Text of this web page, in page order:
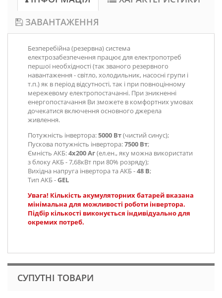
ЗАВАНТАЖЕННЯ
Безперебійна (резервна) система
електрозабезпечення працює для електропотреб
першої необхідності (так званого резервного
навантаження - світло, холодильник, насосні групи і
т.п.) як в період відсутності, так і при повноцінному
мережевому електропостачанні. При зникненні
енергопостачання Ви зможете в комфортних умовах
дочекатися включення основного джерела
живлення.
Потужність інвертора:5000 Вт(чистий синус);
Пускова потужність інвертора:7500 Вт;
Ємність АКБ:4х200 Аг(ел.ен., яку можна використати
з блоку АКБ - 7,68кВт при 80% розряду);
Вихідна напруга інвертора та АКБ-48 В;
Тип АКБ -GEL
Увага! Кількість акумуляторних батарей вказана
мінімальна для можливості роботи інвертора.
Підбір кількості виконується індивідуально для
окремих потреб.
СУПУТНІ ТОВАРИ